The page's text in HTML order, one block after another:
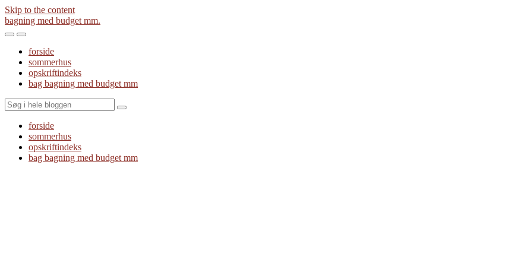
Skip to the content
bagning med budget mm.
Toggle
mobile
menu
Toggle
the
search
field
forside
sommerhus
opskriftindeks
bag bagning med budget mm
Search
forside
sommerhus
opskriftindeks
bag bagning med budget mm